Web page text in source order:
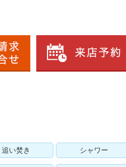
追い焚き シャワー